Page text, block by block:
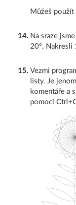
Můžeš
14. Na sraze
20°. Nakresli
15. Vezmi
listy. Je
komentáře a
pomocí